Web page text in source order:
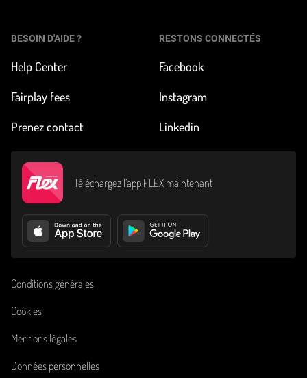
BESOIN D'AIDE ?
Help Center
Fairplay fees
Prenez contact
RESTONS CONNECTÉS
Facebook
Instagram
Linkedin
Téléchargez l’app FLEX maintenant
Conditions générales
Cookies
Mentions légales
Données personnelles